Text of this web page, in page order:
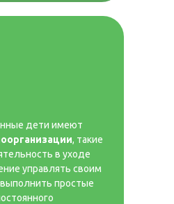
дети имеют
, такие
в уходе
управлять своим
простые